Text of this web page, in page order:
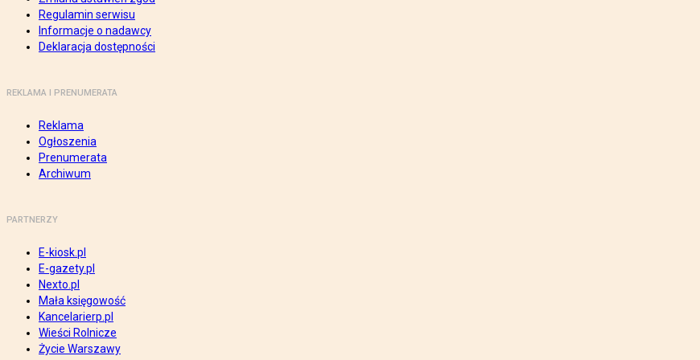
Regulamin serwisu
Informacje o nadawcy
Deklaracja dostępności
REKLAMA I PRENUMERATA
Reklama
Ogłoszenia
Prenumerata
Archiwum
PARTNERZY
E-kiosk.pl
E-gazety.pl
Nexto.pl
Mała księgowość
Kancelarierp.pl
Wieści Rolnicze
Życie Warszawy